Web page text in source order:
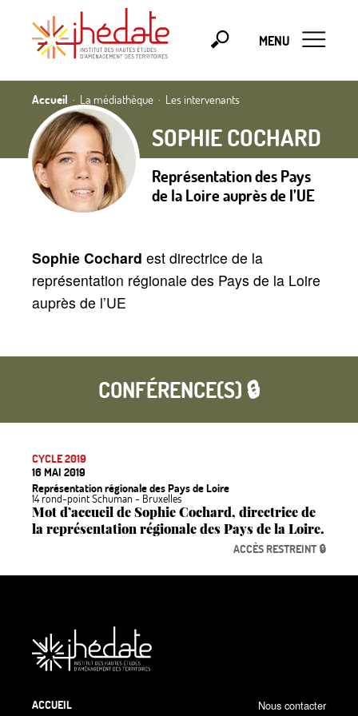
MENU
Accueil La médiathèque Les intervenants
SOPHIE COCHARD
Représentation des Pays
de la Loire auprès de l’UE
Sophie Cochard est directrice de la
représentation régionale des Pays de la Loire
auprès de l’UE
CONFÉRENCE(S) 🔒
CYCLE 2019
16 MAI 2019
Représentation régionale des Pays de Loire
14 rond-point Schuman - Bruxelles
Mot d’accueil de Sophie Cochard, directrice de
la représentation régionale des Pays de la Loire.
ACCÈS RESTREINT 🔒
ACCUEIL
Nous contacter